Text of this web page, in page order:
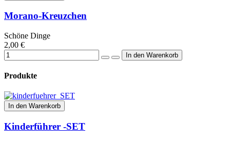
Morano-Kreuzchen
Schöne Dinge
2,00 €
Produkte
In den Warenkorb
Kinderführer -SET